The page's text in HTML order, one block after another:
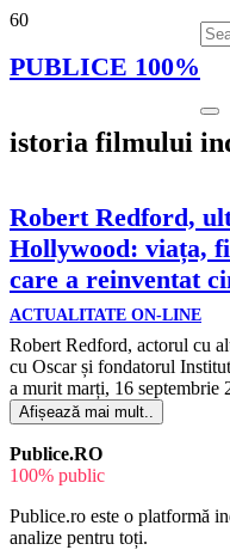
PUBLICE 100%
istoria filmului
Robert Redford,
Hollywood: viața,
care a reinventat
ACTUALITATE ON-LINE
Robert Redford, actorul cu
cu Oscar și fondatorul
a murit marți, 16
Afișează mai mult..
Publice.RO
100% public
Publice.ro este o platformă
analize pentru toți.